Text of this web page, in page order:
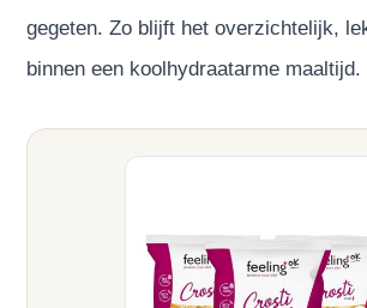
gegeten. Zo blijft het overzichtelijk,
binnen een koolhydraatarme maaltijd.